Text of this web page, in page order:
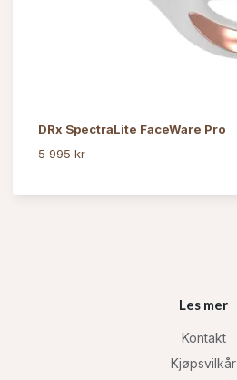
DRx SpectraLite FaceWare Pro
5 995 kr
Les mer
Kontakt
Kjøpsvilkår